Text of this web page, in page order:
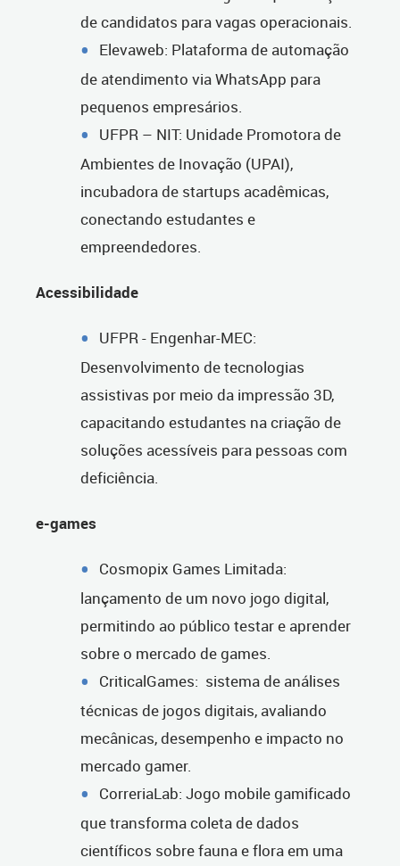
de candidatos para vagas operacionais.
Elevaweb: Plataforma de automação
de atendimento via WhatsApp para
pequenos empresários.
UFPR – NIT: Unidade Promotora de
Ambientes de Inovação (UPAI),
incubadora de startups acadêmicas,
conectando estudantes e
empreendedores.
Acessibilidade
UFPR - Engenhar-MEC:
Desenvolvimento de tecnologias
assistivas por meio da impressão 3D,
capacitando estudantes na criação de
soluções acessíveis para pessoas com
deficiência.
e-games
Cosmopix Games Limitada:
lançamento de um novo jogo digital,
permitindo ao público testar e aprender
sobre o mercado de games.
CriticalGames: sistema de análises
técnicas de jogos digitais, avaliando
mecânicas, desempenho e impacto no
mercado gamer.
CorreriaLab: Jogo mobile gamificado
que transforma coleta de dados
científicos sobre fauna e flora em uma